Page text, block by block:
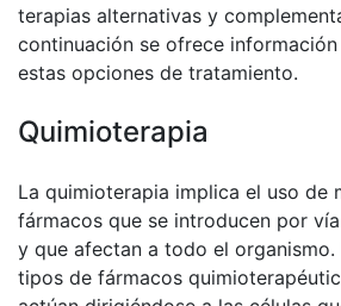
terapias alternativas y
continuación se ofrece
estas opciones de tratamiento.
Quimioterapia
La quimioterapia implica el uso de
fármacos que se introducen por
y que afectan a todo el organismo.
tipos de fármacos